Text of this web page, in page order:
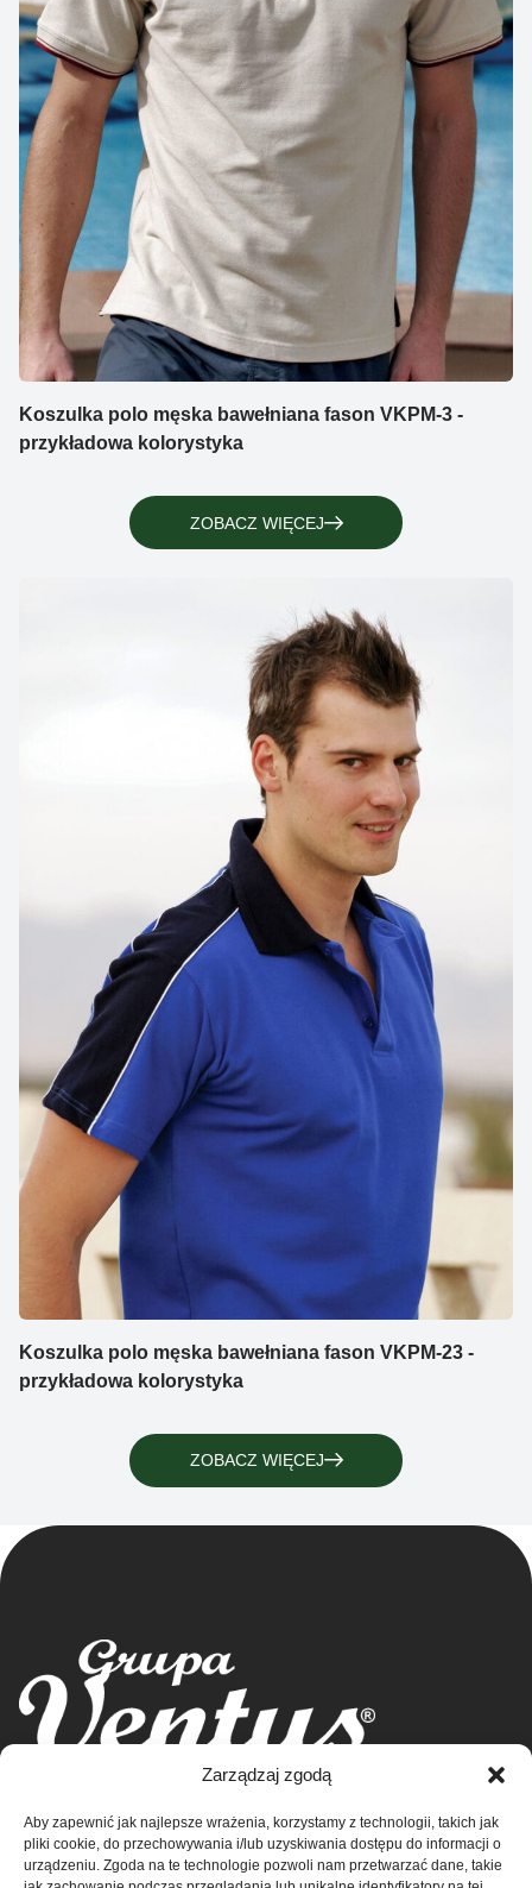
Zarządzaj zgodą
Aby zapewnić jak najlepsze wrażenia, korzystamy z technologii, takich jak
pliki cookie, do przechowywania i/lub uzyskiwania dostępu do informacji o
urządzeniu. Zgoda na te technologie pozwoli nam przetwarzać dane, takie
Koszulka polo męska bawełniana fason VKPM-3 -
przykładowa kolorystyka
ZOBACZ WIĘCEJ
Koszulka polo męska bawełniana fason VKPM-23 -
przykładowa kolorystyka
ZOBACZ WIĘCEJ
Grupa Ventus Sp. z o.o.
ul. Chmieleniec 2A/LU2 30-348 Kraków
NIP: 676-245-66-87 KRS 0000424254
Sklep